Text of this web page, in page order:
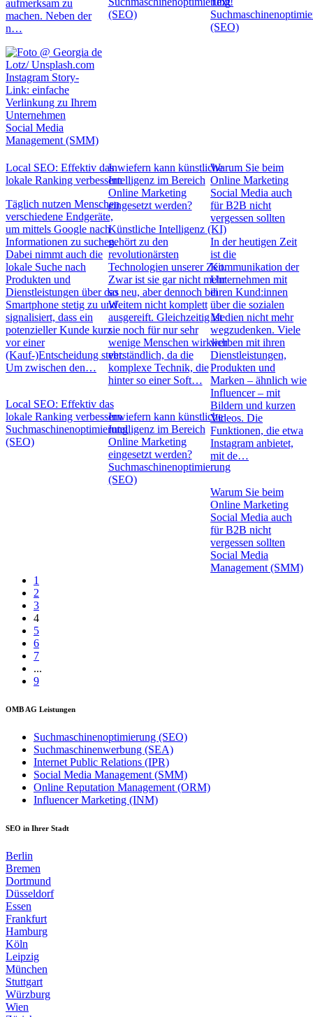
aufmerksam zu
machen. Neben der
n…
Instagram Story-
Link: einfache
Verlinkung zu Ihrem
Unternehmen
Social Media
Management (SMM)
(SEO)
(SEO)
Local SEO: Effektiv das
lokale Ranking verbessern
Täglich nutzen Menschen
verschiedene Endgeräte,
um mittels Google nach
Informationen zu suchen.
Dabei nimmt auch die
lokale Suche nach
Produkten und
Dienstleistungen über das
Smartphone stetig zu und
signalisiert, dass ein
potenzieller Kunde kurz
vor einer
(Kauf-)Entscheidung steht.
Um zwischen den…
Local SEO: Effektiv das
lokale Ranking verbessern
Suchmaschinenoptimierung
(SEO)
Inwiefern kann künstliche
Intelligenz im Bereich
Online Marketing
eingesetzt werden?
Künstliche Intelligenz (KI)
gehört zu den
revolutionärsten
Technologien unserer Zeit.
Zwar ist sie gar nicht mehr
so neu, aber dennoch bei
Weitem nicht komplett
ausgereift. Gleichzeitig ist
sie noch für nur sehr
wenige Menschen wirklich
verständlich, da die
komplexe Technik, die
hinter so einer Soft…
Inwiefern kann künstliche
Intelligenz im Bereich
Online Marketing
eingesetzt werden?
Suchmaschinenoptimierung
(SEO)
Warum Sie beim
Online Marketing
Social Media auch
für B2B nicht
vergessen sollten
In der heutigen Zeit
ist die
Kommunikation der
Unternehmen mit
ihren Kund:innen
über die sozialen
Medien nicht mehr
wegzudenken. Viele
werben mit ihren
Dienstleistungen,
Produkten und
Marken – ähnlich wie
Influencer – mit
Bildern und kurzen
Videos. Die
Funktionen, die etwa
Instagram anbietet,
mit de…
Warum Sie beim
Online Marketing
Social Media auch
für B2B nicht
vergessen sollten
Social Media
Management (SMM)
1
2
3
4
5
6
7
...
9
OMB AG Leistungen
Suchmaschinenoptimierung (SEO)
Suchmaschinenwerbung (SEA)
Internet Public Relations (IPR)
Social Media Management (SMM)
Online Reputation Management (ORM)
Influencer Marketing (INM)
SEO in Ihrer Stadt
Berlin
Bremen
Dortmund
Düsseldorf
Essen
Frankfurt
Hamburg
Köln
Leipzig
München
Stuttgart
Würzburg
Wien